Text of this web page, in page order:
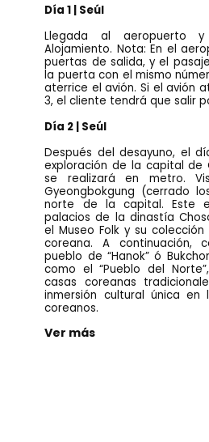
Día 1 | Seúl
Llegada al aeropuerto
Alojamiento. Nota: En el
puertas de salida, y el
la puerta con el mismo
aterrice el avión. Si el avión
3, el cliente tendrá que salir
Día 2 | Seúl
Después del desayuno, el
exploración de la capital de
se realizará en metro.
Gyeongbokgung (cerrado
norte de la capital. Este
palacios de la dinastía
el Museo Folk y su
coreana. A continuación,
pueblo de “Hanok” ó
como el “Pueblo del
casas coreanas
inmersión cultural única en
coreanos.
Ver más